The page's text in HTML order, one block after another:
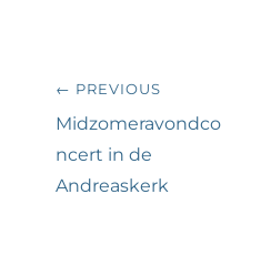
Bericht
navigatie
← PREVIOUS
Previous
post:
Midzomeravondco
ncert in de
Andreaskerk